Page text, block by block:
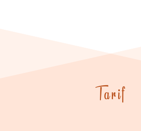
Tarif